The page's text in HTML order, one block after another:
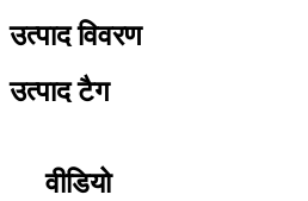
उत्पाद विवरण
उत्पाद टैग
वीडियो